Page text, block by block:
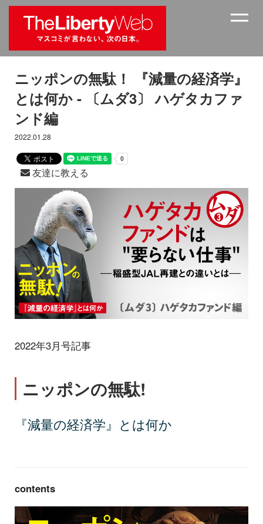
ニッポンの無駄！ 『減量の経済学』
とは何か - 〔ムダ3〕 ハゲタカファ
ンド編
2022.01.28
友達に教える
2022年3月号記事
ニッポンの無駄!
『減量の経済学』とは何か
contents